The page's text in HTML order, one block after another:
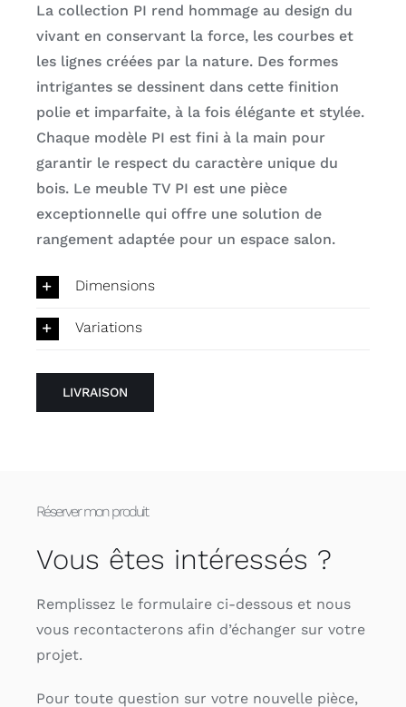
La collection PI rend hommage au design du
vivant en conservant la force, les courbes et
les lignes créées par la nature. Des formes
intrigantes se dessinent dans cette finition
polie et imparfaite, à la fois élégante et stylée.
Chaque modèle PI est fini à la main pour
garantir le respect du caractère unique du
bois. Le meuble TV PI est une pièce
exceptionnelle qui offre une solution de
rangement adaptée pour un espace salon.
Dimensions
Variations
LIVRAISON
Réserver mon produit
Vous êtes intéressés ?
Remplissez le formulaire ci-dessous et nous
vous recontacterons afin d’échanger sur votre
projet.
Pour toute question sur votre nouvelle pièce,